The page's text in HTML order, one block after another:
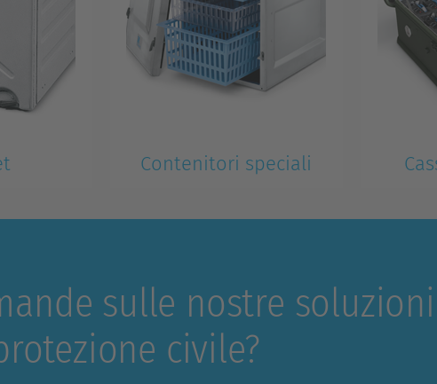
Contenitori speciali
sulle nostre
civile?